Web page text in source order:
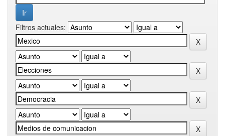
Filtros actuales: